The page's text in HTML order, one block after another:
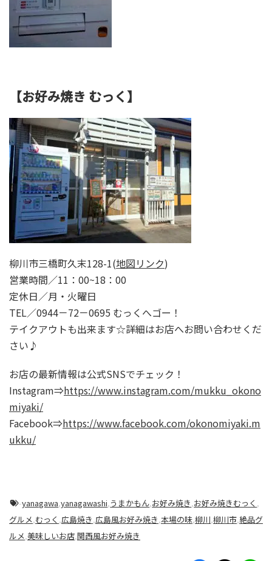
【お好み焼き むっく】
柳川市三橋町久末128-1(地図リンク)
営業時間／11：00~18：00
定休日／月・火曜日
TEL／0944－72－0695 むっくへゴー！
テイクアウトも出来ます☆詳細はお店へお問い合わせくだ
さい♪
お店の最新情報は公式SNSでチェック！
Instagram⇒https://www.instagram.com/mukku_okono
miyaki/
Facebook⇒https://www.facebook.com/okonomiyaki.m
ukku/
-yanagawa,yanagawashi,うまかもん,お好み焼き,お好み焼きむっく ,
グルメ,むっく ,広島焼き,広島風お好み焼き,本場の味,柳川,柳川市,絶品グ
ルメ,美味しいお店,関西風お好み焼き